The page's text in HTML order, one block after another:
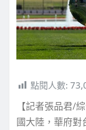
點閱人數:
【記者張品君/
國大陸，華府對